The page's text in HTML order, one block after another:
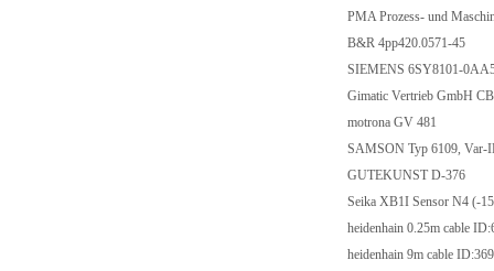
PMA Prozess- und
B&R 4pp420.0571-
SIEMENS
Gimatic Vertrieb
motrona GV 481
SAMSON Typ 6109,
GUTEKUNST D-
Seika XB1I Sensor N4
heidenhain 0.25m
heidenhain 9m cable